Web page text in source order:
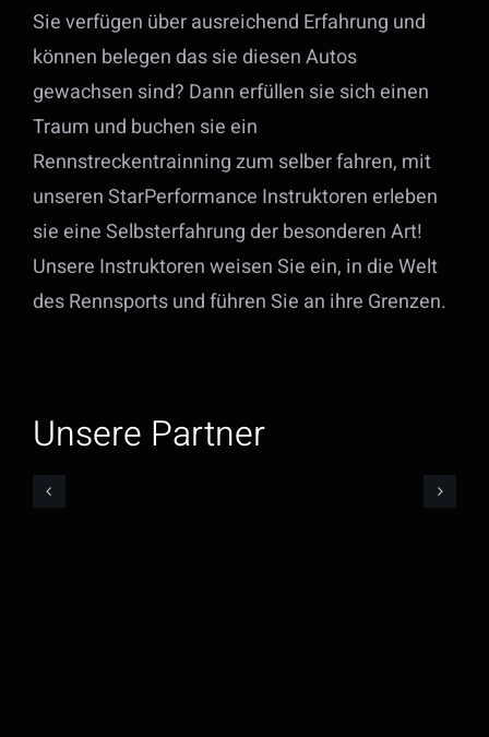
Sie verfügen über ausreichend Erfahrung und
können belegen das sie diesen Autos
gewachsen sind? Dann erfüllen sie sich einen
Traum und buchen sie ein
Rennstreckentrainning zum selber fahren, mit
unseren StarPerformance Instruktoren erleben
sie eine Selbsterfahrung der besonderen Art!
Unsere Instruktoren weisen Sie ein, in die Welt
des Rennsports und führen Sie an ihre Grenzen.
Unsere Partner